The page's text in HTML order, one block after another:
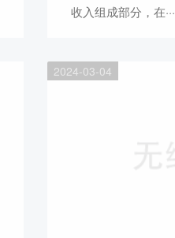
收入组成部分，在···
2024-03-04